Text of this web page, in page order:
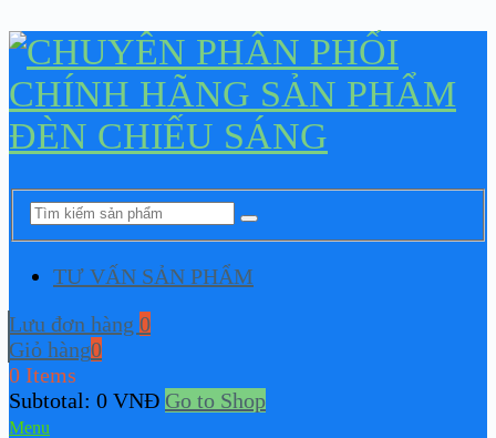
TƯ VẤN SẢN PHẨM
Lưu đơn hàng 0
Giỏ hàng0
0 Items
Subtotal: 0 VNĐ Go to Shop
Menu